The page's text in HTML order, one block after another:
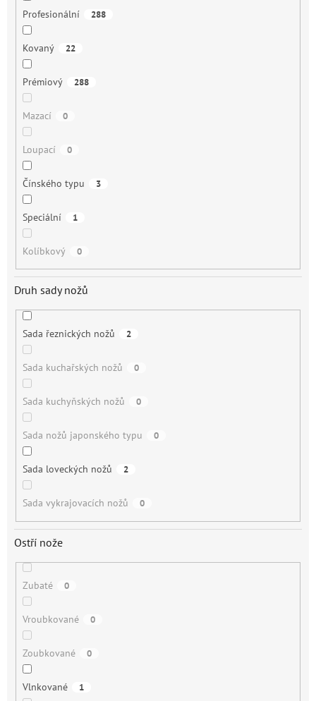
Profesionální 288
Kovaný 22
Prémiový 288
Mazací 0
Loupací 0
Čínského typu 3
Speciální 1
Kolíbkový 0
Druh sady nožů
Sada řeznických nožů 2
Sada kuchařských nožů 0
Sada kuchyňských nožů 0
Sada nožů japonského typu 0
Sada loveckých nožů 2
Sada vykrajovacích nožů 0
Ostří nože
Zubaté 0
Vroubkované 0
Zoubkované 0
Vlnkované 1